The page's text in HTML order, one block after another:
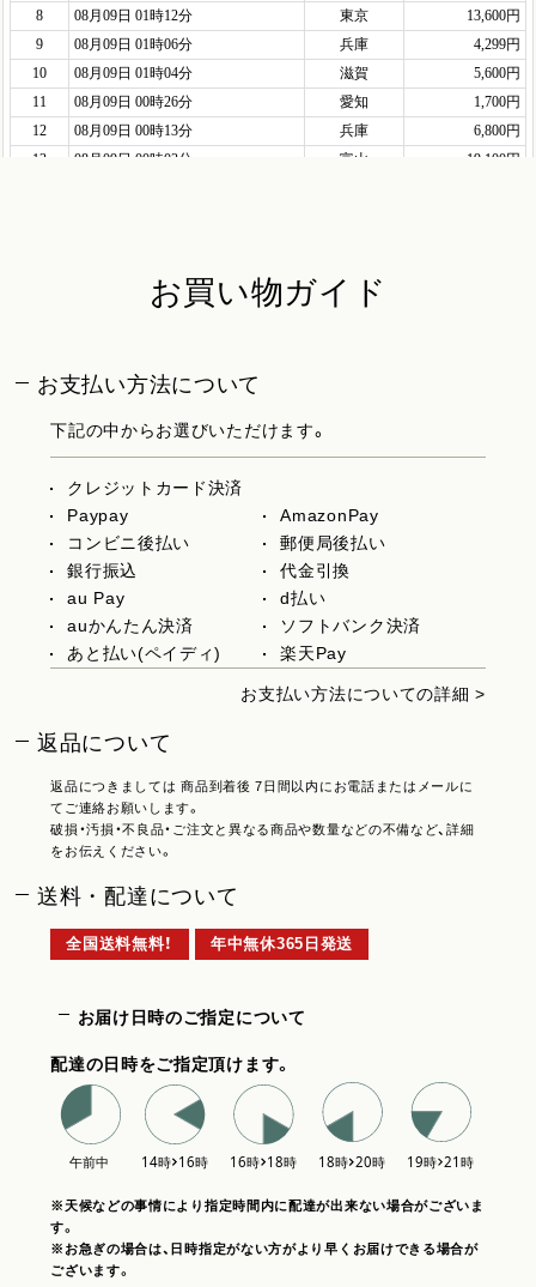
お買い物ガイド
お支払い方法について
下記の中からお選びいただけます。
クレジットカード決済
Paypay
AmazonPay
コンビニ後払い
郵便局後払い
銀行振込
代金引換
au Pay
d払い
auかんたん決済
ソフトバンク決済
あと払い(ペイディ)
楽天Pay
お支払い方法についての詳細 >
返品について
返品につきましては 商品到着後 7日間以内にお電話またはメールに
てご連絡お願いします。
破損・汚損・不良品・ご注文と異なる商品や数量などの不備など、詳細
をお伝えください。
送料・配達について
全国送料無料！ 年中無休365日発送
お届け日時のご指定について
配達の日時をご指定頂けます。
※天候などの事情により指定時間内に配達が出来ない場合がございま
す。
※お急ぎの場合は、日時指定がない方がより早くお届けできる場合が
ございます。